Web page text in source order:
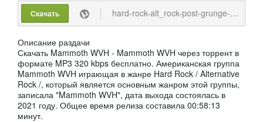
Скачать hard-rock-alt_rock-post-grunge-mammoth-wvh-mammoth-wvh-2021-mp3-320-kbps.torrent
Описание раздачи
Скачать Mammoth WVH - Mammoth WVH через торрент в
формате MP3 320 kbps бесплатно. Американская группа
Mammoth WVH играющая в жанре Hard Rock / Alternative
Rock /, который является основным жанром этой группы,
записала "Mammoth WVH", дата выхода состоялась в
2021 году. Общее время релиза составила 00:58:13
минут.